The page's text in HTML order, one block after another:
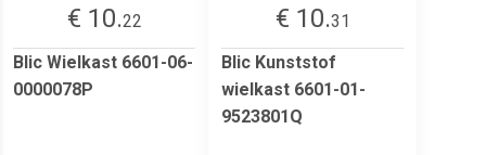
€ 10.22
Blic Wielkast 6601-06-
0000078P
€ 10.31
Blic Kunststof
wielkast 6601-01-
9523801Q